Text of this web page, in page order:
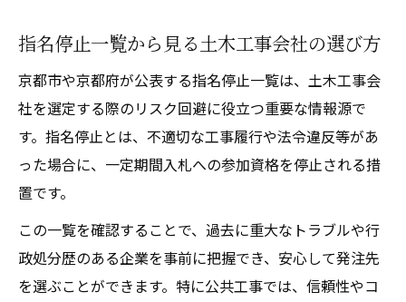
指名停止一覧から見る土木工事会社の選び方
京都市や京都府が公表する指名停止一覧は、土木工事会
社を選定する際のリスク回避に役立つ重要な情報源で
す。指名停止とは、不適切な工事履行や法令違反等があ
った場合に、一定期間入札への参加資格を停止される措
置です。
この一覧を確認することで、過去に重大なトラブルや行
政処分歴のある企業を事前に把握でき、安心して発注先
を選ぶことができます。特に公共工事では、信頼性やコ